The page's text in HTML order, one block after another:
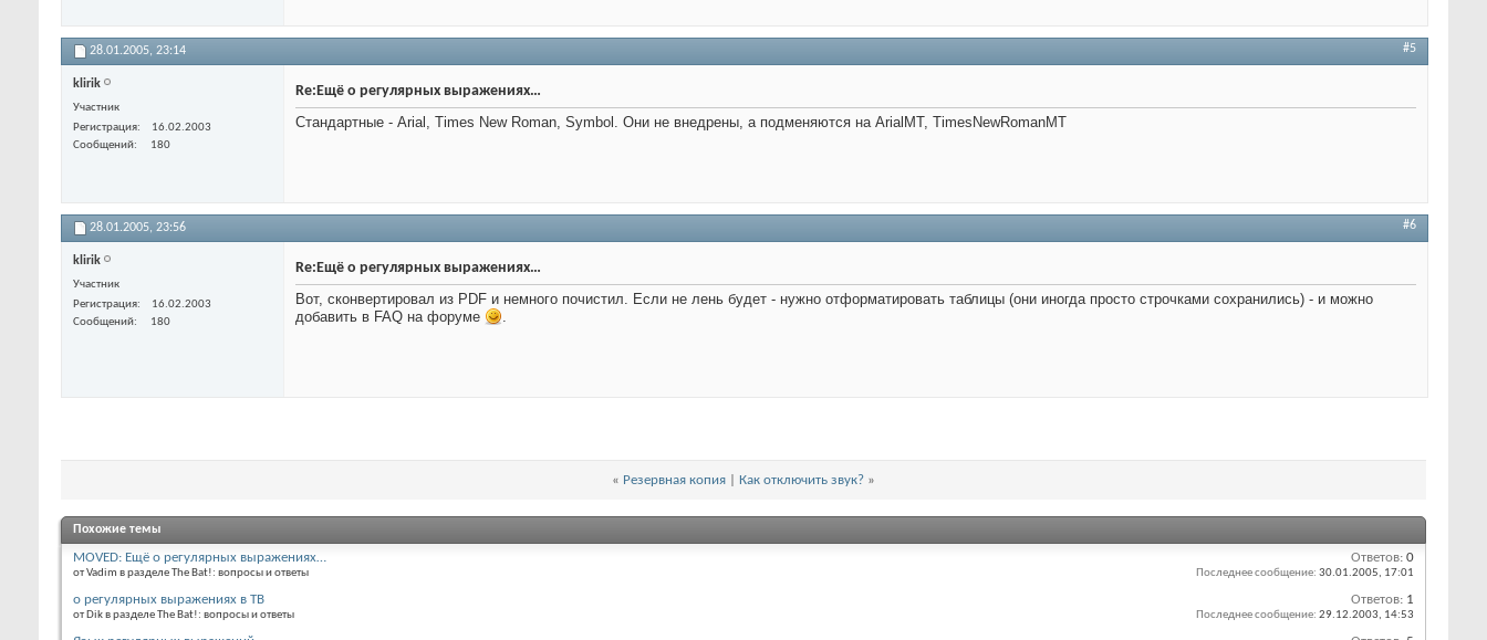
28.01.2005, 23:14 #5
klirik
Участник
Регистрация
16.02.2003
Сообщений
180
Re:Ещё о регулярных выражениях…
Стандартные - Arial, Times New Roman, Symbol. Они не внедрены, а подменяются на ArialMT, TimesNewRomanMT
28.01.2005, 23:56 #6
klirik
Участник
Регистрация
16.02.2003
Сообщений
180
Re:Ещё о регулярных выражениях…
Вот, сконвертировал из PDF и немного почистил. Если не лень будет - нужно отформатировать таблицы (они иногда просто строчками сохранились) - и можно
добавить в FAQ на форуме
.
« Резервная копия Как отключить звук? »
Похожие темы
MOVED: Ещё о регулярных выражениях…
от Vadim в разделе The Bat!: вопросы и ответы
Ответов: 0
Последнее сообщение: 30.01.2005, 17:01
о регулярных выражениях в TB
от Dik в разделе The Bat!: вопросы и ответы
Ответов: 1
Последнее сообщение: 29.12.2003, 14:53